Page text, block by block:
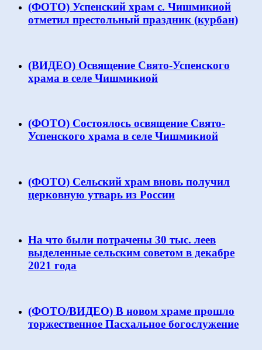
(ФОТО) Успенский храм с. Чишмикиой
отметил престольный праздник (курбан)
(ВИДЕО) Освящение Свято-Успенского
храма в селе Чишмикиой
(ФОТО) Состоялось освящение Свято-
Успенского храма в селе Чишмикиой
(ФОТО) Сельский храм вновь получил
церковную утварь из России
На что были потрачены 30 тыс. леев
выделенные сельским советом в декабре
2021 года
(ФОТО/ВИДЕО) В новом храме прошло
торжественное Пасхальное богослужение